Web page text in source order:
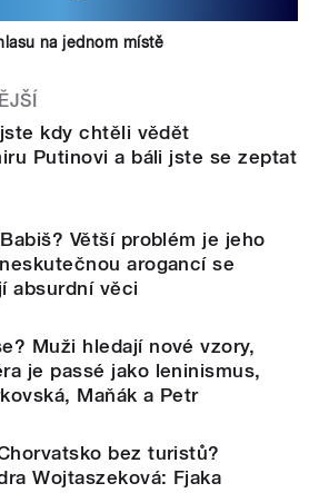
na jednom místě
kdy chtěli vědět
Putinovi a báli jste se zeptat
Větší problém je jeho
arogancí se
absurdní věci
Muži hledají nové vzory,
je passé jako leninismus,
Maňák a Petr
bez turistů?
Wojtaszeková: Fjaka